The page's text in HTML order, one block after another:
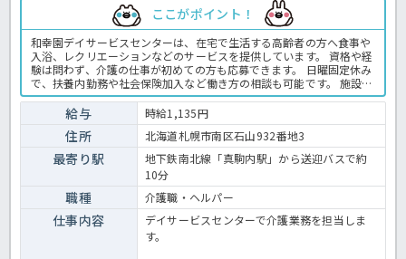
ここがポイント！
和幸園デイサービスセンターは、在宅で生活する高齢者の方へ食事や
入浴、レクリエーションなどのサービスを提供しています。 資格や経
験は問わず、介護の仕事が初めての方も応募できます。 日曜固定休み
で、扶養内勤務や社会保険加入など働き方の相談も可能です。 施設内
には職員用保育園があり、子育てと仕事を両立したい方にもおすすめ
です。 また、地下鉄真駒内駅から無料送迎バスを利用でき、マイカー
通勤にも対応しています。 ☆ご興味がありましたらほっ介護までお問
合せ下さいね！デイサービスでの介護業務全般です。 ＜介護職 パー
ト デイサービスの求人＞
給与 時給1,135円
住所 北海道札幌市南区石山932番地3
最寄り駅
地下鉄南北線「真駒内駅」から送迎バスで約
10分
職種 介護職・ヘルパー
仕事内容
デイサービスセンターで介護業務を担当しま
す。